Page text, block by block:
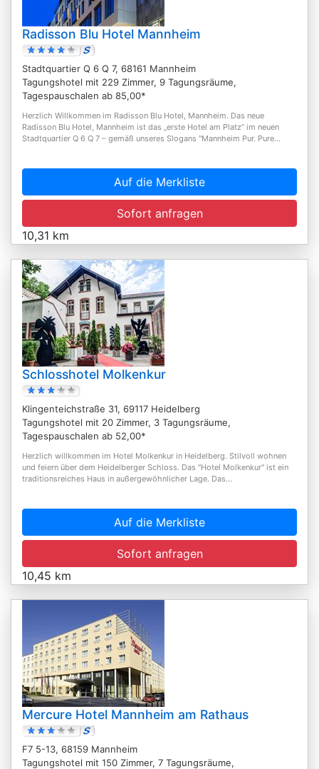
Radisson Blu Hotel Mannheim
Stadtquartier Q 6 Q 7, 68161 Mannheim
Tagungshotel mit 229 Zimmer, 9 Tagungsräume,
Tagespauschalen ab 85,00*
Herzlich Willkommen im Radisson Blu Hotel, Mannheim. Das neue
Radisson Blu Hotel, Mannheim ist das „erste Hotel am Platz“ im neuen
Stadtquartier Q 6 Q 7 – gemäß unseres Slogans "Mannheim Pur. Pure...
Auf die Merkliste
Sofort anfragen
10,31 km
Schlosshotel Molkenkur
Klingenteichstraße 31, 69117 Heidelberg
Tagungshotel mit 20 Zimmer, 3 Tagungsräume,
Tagespauschalen ab 52,00*
Herzlich willkommen im Hotel Molkenkur in Heidelberg. Stilvoll wohnen
und feiern über dem Heidelberger Schloss. Das "Hotel Molkenkur" ist ein
traditionsreiches Haus in außergewöhnlicher Lage. Das...
Auf die Merkliste
Sofort anfragen
10,45 km
Mercure Hotel Mannheim am Rathaus
F7 5-13, 68159 Mannheim
Tagungshotel mit 150 Zimmer, 7 Tagungsräume,